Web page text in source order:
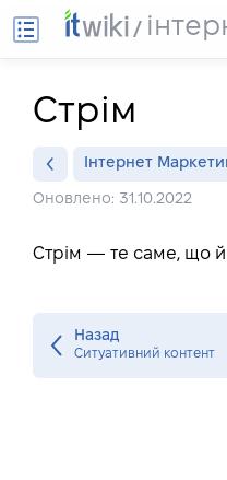
Стрім
Інтернет
Оновлено: 31.10.2022
Стрім — те саме, що й
Назад
Ситуативний контент